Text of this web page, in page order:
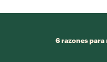
6 razones